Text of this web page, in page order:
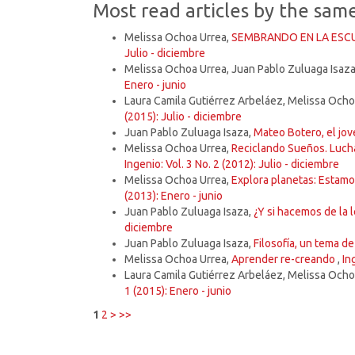
Most read articles by the
Melissa Ochoa Urrea, SEMBRANDO EN LA
Julio - diciembre
Melissa Ochoa Urrea, Juan Pablo Zuluaga
Enero - junio
Laura Camila Gutiérrez Arbeláez, Melissa
(2015): Julio - diciembre
Juan Pablo Zuluaga Isaza, Mateo Botero, el
Melissa Ochoa Urrea, Reciclando Sueños.
Ingenio: Vol. 3 No. 2 (2012): Julio - diciembre
Melissa Ochoa Urrea, Explora planetas:
(2013): Enero - junio
Juan Pablo Zuluaga Isaza, ¿Y si hacemos de
diciembre
Juan Pablo Zuluaga Isaza, Filosofía, un tema
Melissa Ochoa Urrea, Aprender re-creando ,
Laura Camila Gutiérrez Arbeláez, Melissa
1 (2015): Enero - junio
1 2 > >>